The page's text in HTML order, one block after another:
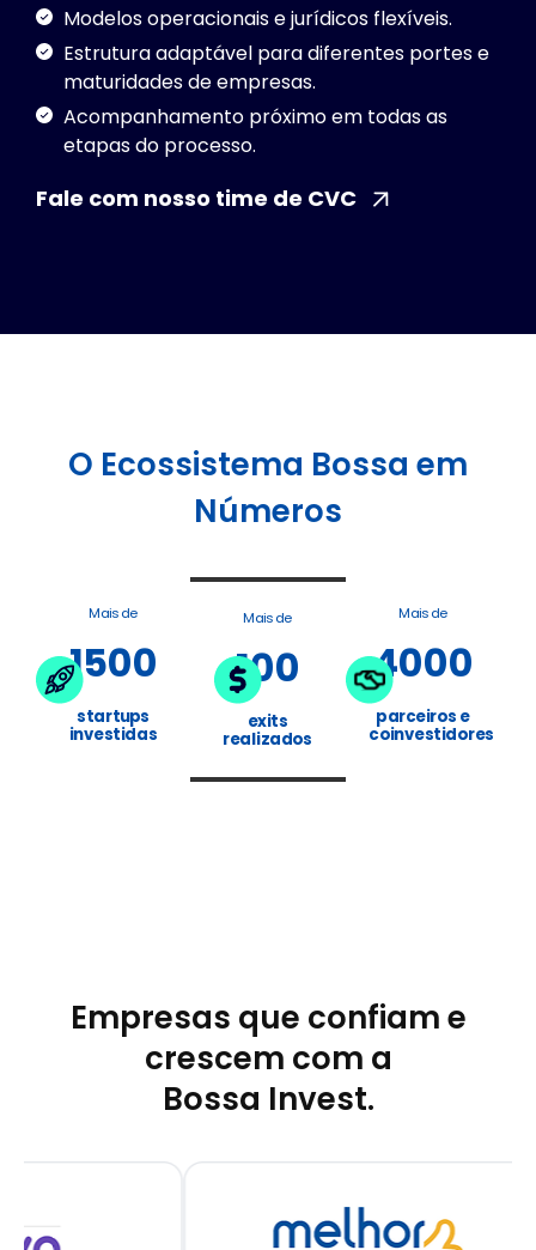
Modelos operacionais e jurídicos flexíveis.
Estrutura adaptável para diferentes portes e
maturidades de empresas.
Acompanhamento próximo em todas as
etapas do processo.
Fale com nosso time de CVC
O Ecossistema Bossa em
Números
Mais de
1500
startups
investidas
Mais de
100
exits
realizados
Mais de
4000
parceiros e
coinvestidores
Empresas que confiam e
crescem com a
Bossa Invest.